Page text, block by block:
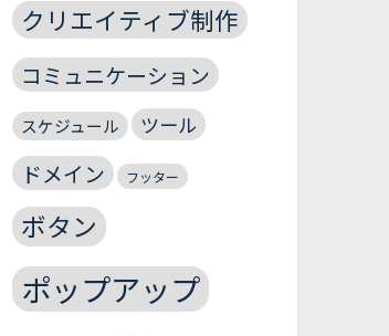
クリエイティブ制作
コミュニケーション
スケジュール ツール
ドメイン フッター
ボタン
ポップアップ